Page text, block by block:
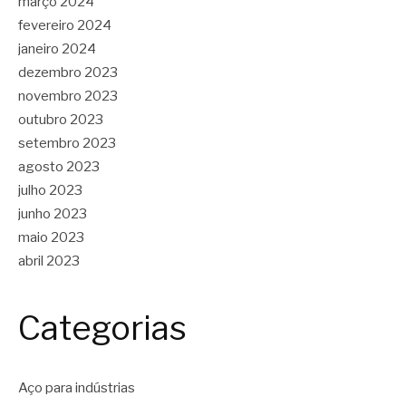
fevereiro 2024
janeiro 2024
dezembro 2023
novembro 2023
outubro 2023
setembro 2023
agosto 2023
julho 2023
junho 2023
maio 2023
abril 2023
Categorias
Aço para indústrias